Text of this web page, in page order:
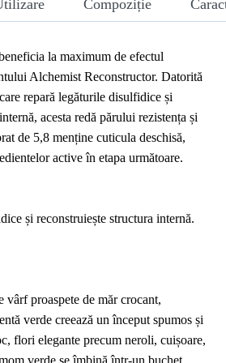
Compoziție
la maximum de efectul
Alchemist Reconstructor. Datorită
repară legăturile disulfidice și
acesta redă părului rezistența și
de 5,8 menține cuticula deschisă,
active în etapa următoare.
și reconstruiește structura internă.
proaspete de măr crocant,
verde creează un început spumos și
flori elegante precum neroli, cuișoare,
verde se îmbină într-un buchet